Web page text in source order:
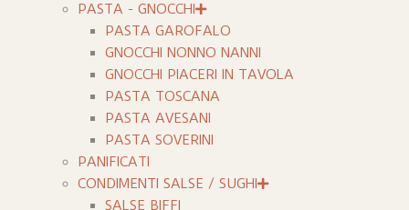
PASTA - GNOCCHI
PASTA GAROFALO
GNOCCHI NONNO NANNI
GNOCCHI PIACERI IN TAVOLA
PASTA TOSCANA
PASTA AVESANI
PASTA SOVERINI
PANIFICATI
CONDIMENTI SALSE / SUGHI
SALSE BIFFI